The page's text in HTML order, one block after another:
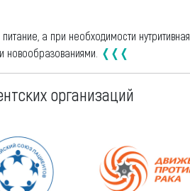
а при необходимости
новообразованиями. ❬❬❬
организаций